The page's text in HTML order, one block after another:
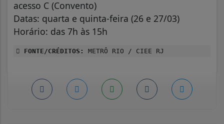
acesso C (Convento)
Datas: quarta e quinta-feira (26 e 27/03)
Horário: das 7h às 15h
FONTE/CRÉDITOS: METRÔ RIO / CIEE RJ